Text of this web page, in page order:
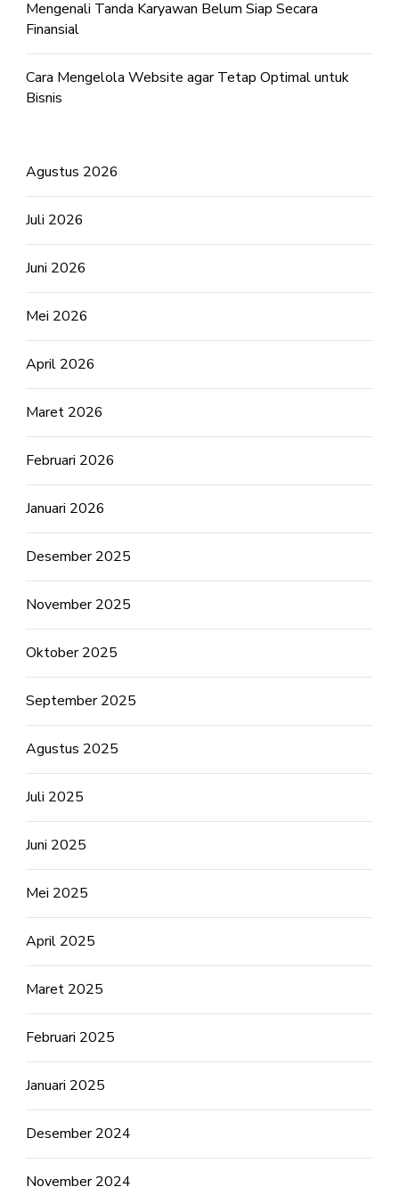
Mengenali Tanda Karyawan Belum Siap Secara
Finansial
Cara Mengelola Website agar Tetap Optimal untuk
Bisnis
Agustus 2026
Juli 2026
Juni 2026
Mei 2026
April 2026
Maret 2026
Februari 2026
Januari 2026
Desember 2025
November 2025
Oktober 2025
September 2025
Agustus 2025
Juli 2025
Juni 2025
Mei 2025
April 2025
Maret 2025
Februari 2025
Januari 2025
Desember 2024
November 2024